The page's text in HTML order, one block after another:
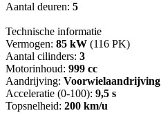
Aantal deuren: 5
Technische informatie
Vermogen: 85 kW (116 PK)
Aantal cilinders: 3
Motorinhoud: 999 cc
Aandrijving: Voorwielaandrijving
Acceleratie (0-100): 9,5 s
Topsnelheid: 200 km/u